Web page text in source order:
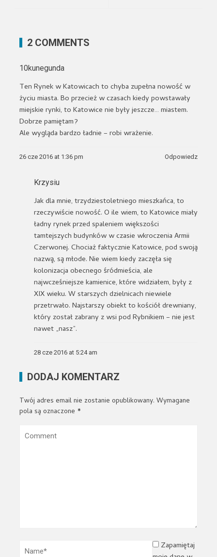
2 COMMENTS
10kunegunda
Ten Rynek w Katowicach to chyba zupełna nowość w
życiu miasta. Bo przecież w czasach kiedy powstawały
miejskie rynki, to Katowice nie były jeszcze… miastem.
Dobrze pamiętam?
Ale wygląda bardzo ładnie – robi wrażenie.
26 cze 2016 at 1:36 pm Odpowiedz
Krzysiu
Jak dla mnie, trzydziestoletniego mieszkańca, to
rzeczywiście nowość. O ile wiem, to Katowice miały
ładny rynek przed spaleniem większości
tamtejszych budynków w czasie wkroczenia Armii
Czerwonej. Chociaż faktycznie Katowice, pod swoją
nazwą, są młode. Nie wiem kiedy zaczęła się
kolonizacja obecnego śródmieścia, ale
najwcześniejsze kamienice, które widziałem, były z
XIX wieku. W starszych dzielnicach niewiele
przetrwało. Najstarszy obiekt to kościół drewniany,
który został zabrany z wsi pod Rybnikiem – nie jest
nawet „nasz”.
28 cze 2016 at 5:24 am
DODAJ KOMENTARZ
Twój adres email nie zostanie opublikowany. Wymagane
pola są oznaczone *
Zapamiętaj